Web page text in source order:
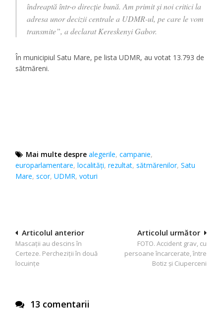
îndreaptă într-o direcție bună. Am primit și noi critici la
adresa unor decizii centrale a UDMR-ul, pe care le vom
transmite”, a declarat Kereskenyi Gabor.
În municipiul Satu Mare, pe lista UDMR, au votat 13.793 de
sătmăreni.
Mai multe despre alegerile,campanie,
europarlamentare,localităţi,rezultat,sătmărenilor,Satu
Mare,scor,UDMR,voturi
Navigare
în
articole
Articolul următor
FOTO. Accident grav, cu
persoane încarcerate, între
Botiz și Ciuperceni
Articolul anterior
Mascații au descins în
Certeze. Percheziții în două
locuințe
13 comentarii